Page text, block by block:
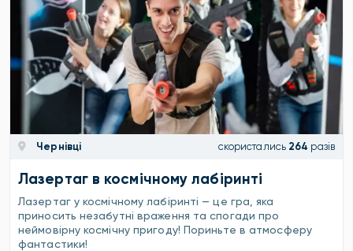
Чернівці скористались 264 разів
Лазертаг в космічному лабіринті
Лазертаг у космічному лабіринті — це гра, яка
приносить незабутні враження та спогади про
неймовірну космічну пригоду! Пориньте в атмосферу
фантастики!